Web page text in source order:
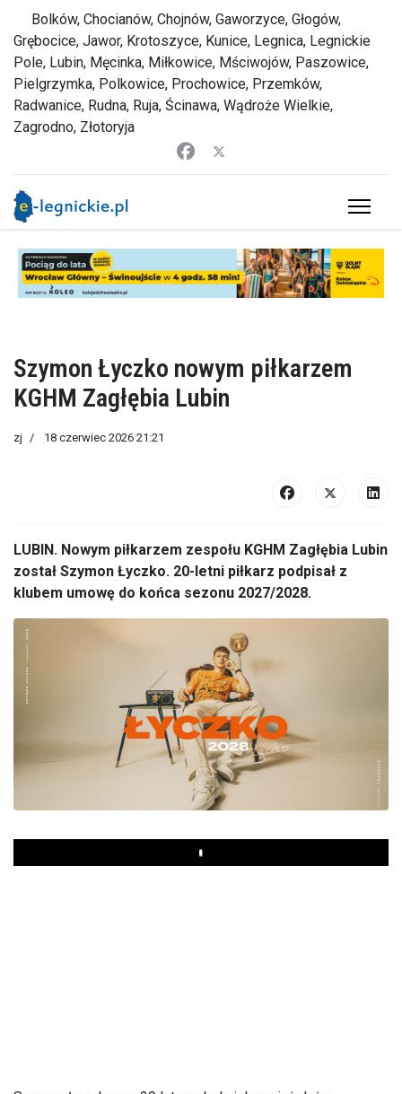
Bolków, Chocianów, Chojnów, Gaworzyce, Głogów,
Grębocice, Jawor, Krotoszyce, Kunice, Legnica, Legnickie
Pole, Lubin, Męcinka, Miłkowice, Mściwojów, Paszowice,
Pielgrzymka, Polkowice, Prochowice, Przemków,
Radwanice, Rudna, Ruja, Ścinawa, Wądroże Wielkie,
Zagrodno, Złotoryja
Szymon Łyczko nowym piłkarzem
KGHM Zagłębia Lubin
zj 18 czerwiec 2026 21:21
LUBIN. Nowym piłkarzem zespołu KGHM Zagłębia Lubin
został Szymon Łyczko. 20-letni piłkarz podpisał z
klubem umowę do końca sezonu 2027/2028.
Play